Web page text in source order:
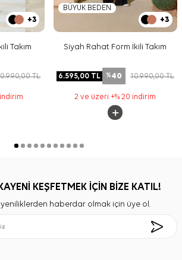
+3
Takım
TL
BÜYÜK BEDEN
+3
Siyah Rahat Form İkili Takım
6.595,00TL %40 10.990,00TL
2 ve üzeri +% 20 indirim
KEŞFETMEK İÇİN BİZE KATIL!
haberdar olmak için üye ol.